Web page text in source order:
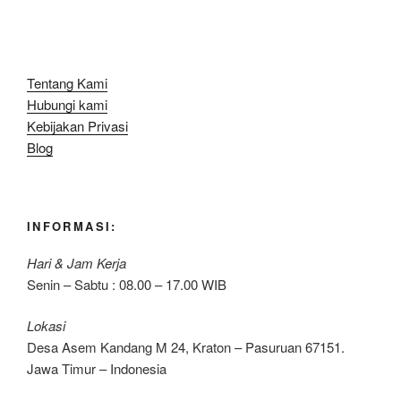
Tentang Kami
Hubungi kami
Kebijakan Privasi
Blog
INFORMASI:
Hari & Jam Kerja
Senin – Sabtu : 08.00 – 17.00 WIB
Lokasi
Desa Asem Kandang M 24, Kraton – Pasuruan 67151.
Jawa Timur – Indonesia